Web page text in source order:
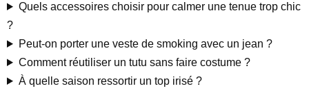
Quels accessoires choisir pour calmer une tenue trop chic
?
Peut-on porter une veste de smoking avec un jean ?
Comment réutiliser un tutu sans faire costume ?
À quelle saison ressortir un top irisé ?